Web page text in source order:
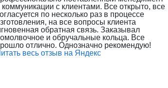
коммуникации с клиентами. Все открыто, все
по несколько раз в процессе
на все вопросы клиента
обратная связь. Заказывал
и обручальные кольца. Все
отлично. Однозначно рекомендую!
весь отзыв на Яндекс